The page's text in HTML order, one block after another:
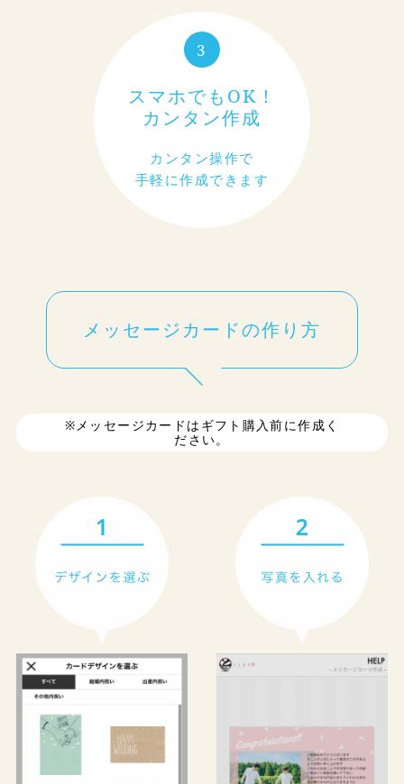
3
スマホでもOK！
カンタン作成
カンタン操作で
手軽に作成できます
メッセージカードの作り方
※メッセージカードはギフト購入前に作成く
ださい。